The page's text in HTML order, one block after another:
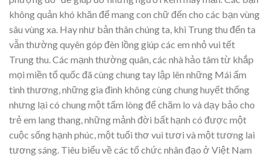
không quản khó khăn để mang con chữ đến cho các bạn vùng
sâu vùng xa. Hay như bản thân chúng ta, khi Trung thu đến ta
vẫn thường quyên góp đèn lồng giúp các em nhỏ vui tết
Trung thu. Các mạnh thường quân, các nhà hảo tâm từ khắp
mọi miền tổ quốc đã cùng chung tay lập lên những Mái ấm
tình thương, những gia đình không cùng chung huyết thống
nhưng lại có chung một tấm lòng để chăm lo và dạy bảo cho
trẻ em lang thang, những mảnh đời bất hạnh có được một
cuộc sống hạnh phúc, một tuổi thơ vui tươi và một tương lai
tương sáng. Tiêu biểu về các tổ chức nhân đạo ở Việt Nam